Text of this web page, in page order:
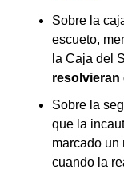
Sobre la
escueto,
la Caja del
resolvieran
Sobre la
que la
marcado un
cuando la